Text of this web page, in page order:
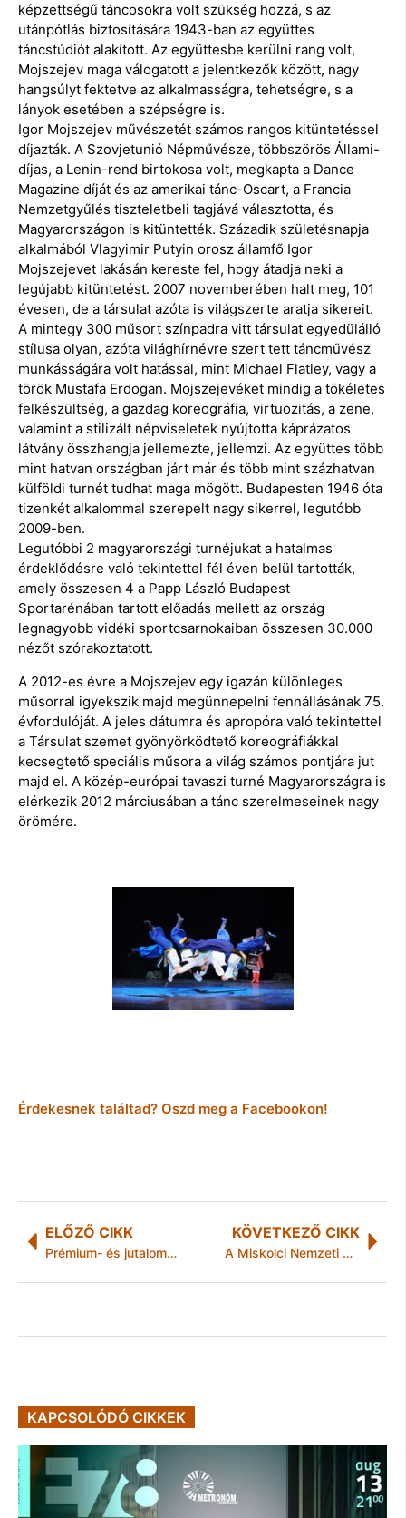
képzettségű táncosokra volt szükség hozzá, s az
utánpótlás biztosítására 1943-ban az együttes
táncstúdiót alakított. Az együttesbe kerülni rang volt,
Mojszejev maga válogatott a jelentkezők között, nagy
hangsúlyt fektetve az alkalmasságra, tehetségre, s a
lányok esetében a szépségre is.
Igor Mojszejev művészetét számos rangos kitüntetéssel
díjazták. A Szovjetunió Népművésze, többszörös Állami-
díjas, a Lenin-rend birtokosa volt, megkapta a Dance
Magazine díját és az amerikai tánc-Oscart, a Francia
Nemzetgyűlés tiszteletbeli tagjává választotta, és
Magyarországon is kitüntették. Századik születésnapja
alkalmából Vlagyimir Putyin orosz államfő Igor
Mojszejevet lakásán kereste fel, hogy átadja neki a
legújabb kitüntetést. 2007 novemberében halt meg, 101
évesen, de a társulat azóta is világszerte aratja sikereit.
A mintegy 300 műsort színpadra vitt társulat egyedülálló
stílusa olyan, azóta világhírnévre szert tett táncművész
munkásságára volt hatással, mint Michael Flatley, vagy a
török Mustafa Erdogan. Mojszejevéket mindig a tökéletes
felkészültség, a gazdag koreográfia, virtuozitás, a zene,
valamint a stilizált népviseletek nyújtotta káprázatos
látvány összhangja jellemezte, jellemzi. Az együttes több
mint hatvan országban járt már és több mint százhatvan
külföldi turnét tudhat maga mögött. Budapesten 1946 óta
tizenkét alkalommal szerepelt nagy sikerrel, legutóbb
2009-ben.
Legutóbbi 2 magyarországi turnéjukat a hatalmas
érdeklődésre való tekintettel fél éven belül tartották,
amely összesen 4 a Papp László Budapest
Sportarénában tartott előadás mellett az ország
legnagyobb vidéki sportcsarnokaiban összesen 30.000
nézőt szórakoztatott.
A 2012-es évre a Mojszejev egy igazán különleges
műsorral igyekszik majd megünnepelni fennállásának 75.
évfordulóját. A jeles dátumra és apropóra való tekintettel
a Társulat szemet gyönyörködtető koreográfiákkal
kecsegtető speciális műsora a világ számos pontjára jut
majd el. A közép-európai tavaszi turné Magyarországra is
elérkezik 2012 márciusában a tánc szerelmeseinek nagy
örömére.
Érdekesnek találtad? Oszd meg a Facebookon!
ELŐZŐ CIKK
Prémium- és jutalom-stop Miskolcon
KÖVETKEZŐ CIKK
A Miskolci Nemzeti Színház márciusi műsora
KAPCSOLÓDÓ CIKKEK